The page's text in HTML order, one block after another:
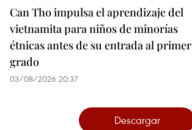
Can Tho impulsa el aprendizaje del
vietnamita para niños de minorías
étnicas antes de su entrada al primer
grado
03/08/2026 20:37
Descargar